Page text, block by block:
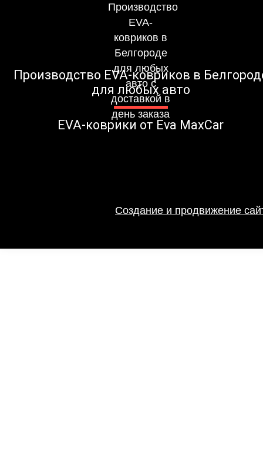
Производство EVA-ковриков в
для любых авто
EVA-коврики от Eva MaxCar
Создание и продвижение